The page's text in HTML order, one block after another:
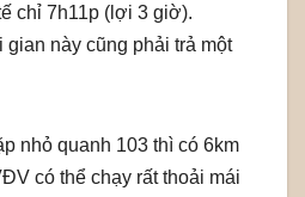
chỉ 7h11p (lợi 3 giờ).
này cũng phải trả một
nhỏ quanh 103 thì có 6km
có thể chạy rất thoải mái